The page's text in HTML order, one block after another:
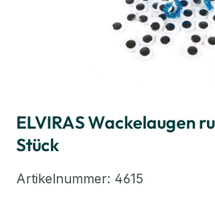
ELVIRAS Wackelaugen
Stück
Artikelnummer: 4615